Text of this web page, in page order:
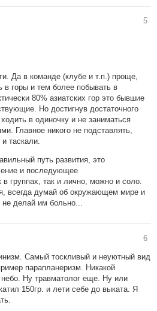
5
Да в команде (клубе и т.п.) проще,
в горы и тем более побывать в
80% азиатских гор это бывшие
Но достигнув достаточного
в одиночку и не заниматься
Главное никого не подставлять,
таскали.
путь развития, это
и последующее
в группах, так и лично, можно и соло.
всегда думай об окружающем мире и
делай им больно...
6
Самый тоскливый и неуютный вид
парапланеризм. Никакой
Ну травматолог еще. Ну или
150гр. и лети себе до выката. Я